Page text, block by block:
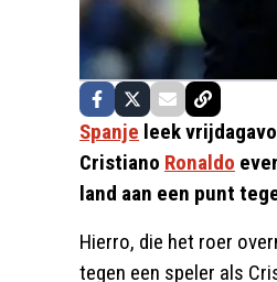
Spanje leek
Cristiano Ronaldo
land aan een punt
Hierro, die het roer
tegen een speler als